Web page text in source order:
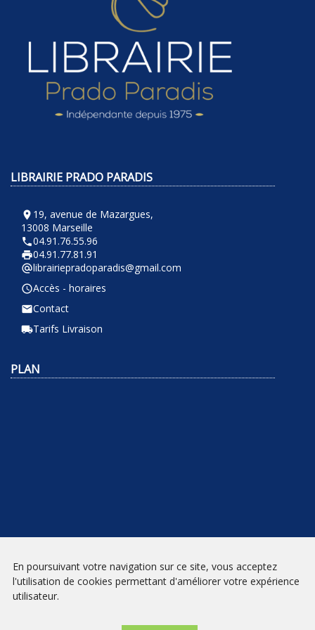
LIBRAIRIE PRADO PARADIS
room 19, avenue de Mazargues,
13008 Marseille
phone04.91.76.55.96
local_printshop04.91.77.81.91
alternate_emaillibrairiepradoparadis@gmail.com
query_builderAccès - horaires
emailContact
local_shippingTarifs Livraison
PLAN
NEWSLETTER
En poursuivant votre navigation sur ce site, vous acceptez
l'utilisation de cookies permettant d'améliorer votre expérience
utilisateur.